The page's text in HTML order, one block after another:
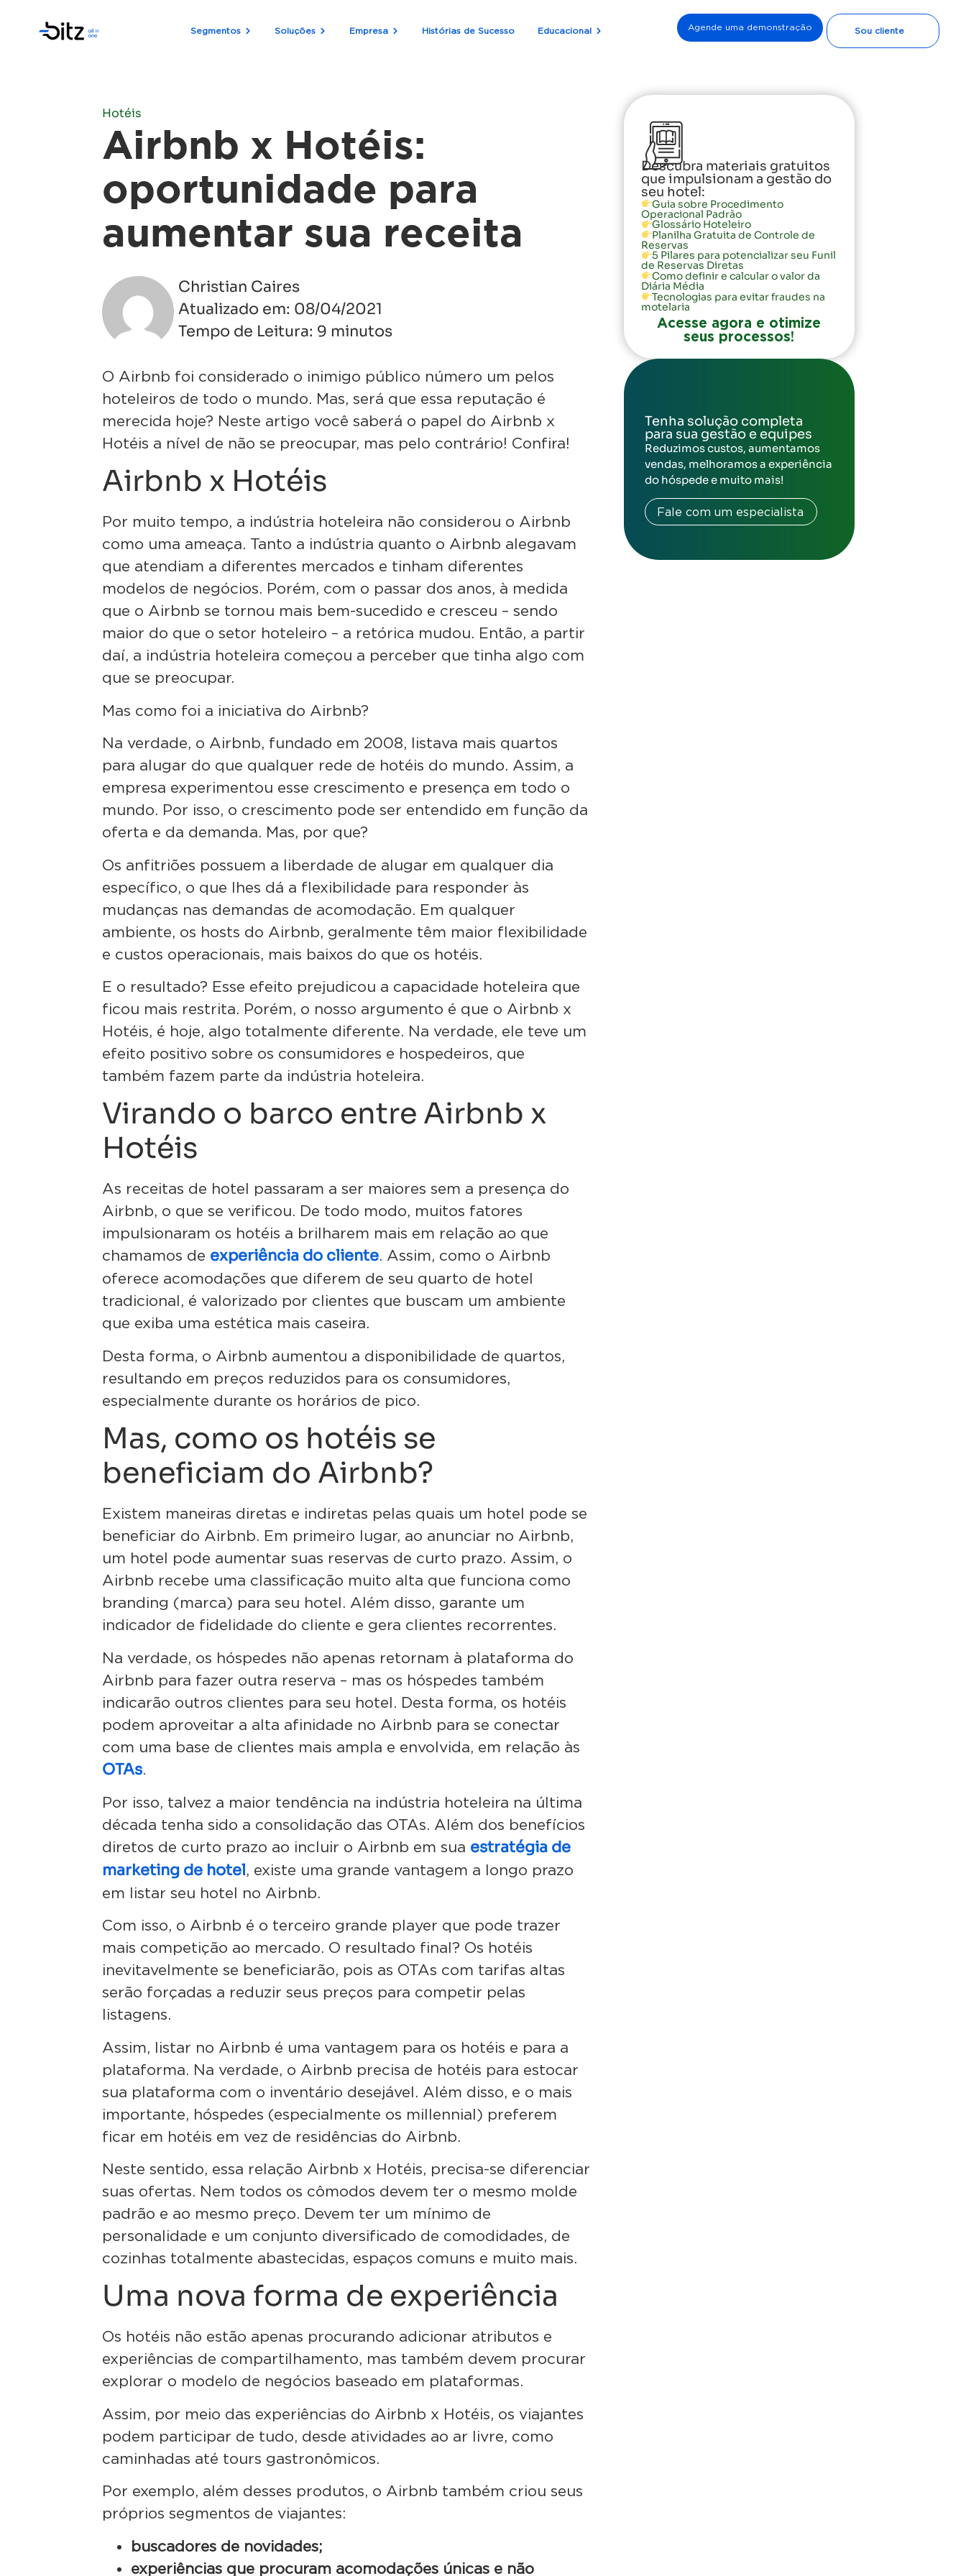
Segmentos Soluções Empresa Histórias de Sucesso Educacional Agende uma demonstração Sou cliente
Hotéis
Airbnb x Hotéis:
oportunidade para
aumentar sua receita
Christian Caires
Atualizado em: 08/04/2021
Tempo de Leitura: 9 minutos
O Airbnb foi considerado o inimigo público número um pelos
hoteleiros de todo o mundo. Mas, será que essa reputação é
merecida hoje? Neste artigo você saberá o papel do Airbnb x
Hotéis a nível de não se preocupar, mas pelo contrário! Confira!
Airbnb x Hotéis
Por muito tempo, a indústria hoteleira não considerou o Airbnb
como uma ameaça. Tanto a indústria quanto o Airbnb alegavam
que atendiam a diferentes mercados e tinham diferentes
modelos de negócios. Porém, com o passar dos anos, à medida
que o Airbnb se tornou mais bem-sucedido e cresceu – sendo
maior do que o setor hoteleiro – a retórica mudou. Então, a partir
daí, a indústria hoteleira começou a perceber que tinha algo com
que se preocupar.
Mas como foi a iniciativa do Airbnb?
Na verdade, o Airbnb, fundado em 2008, listava mais quartos
para alugar do que qualquer rede de hotéis do mundo. Assim, a
empresa experimentou esse crescimento e presença em todo o
mundo. Por isso, o crescimento pode ser entendido em função da
oferta e da demanda. Mas, por que?
Os anfitriões possuem a liberdade de alugar em qualquer dia
específico, o que lhes dá a flexibilidade para responder às
mudanças nas demandas de acomodação. Em qualquer
ambiente, os hosts do Airbnb, geralmente têm maior flexibilidade
e custos operacionais, mais baixos do que os hotéis.
E o resultado? Esse efeito prejudicou a capacidade hoteleira que
ficou mais restrita. Porém, o nosso argumento é que o Airbnb x
Hotéis, é hoje, algo totalmente diferente. Na verdade, ele teve um
efeito positivo sobre os consumidores e hospedeiros, que
também fazem parte da indústria hoteleira.
Virando o barco entre Airbnb x
Hotéis
As receitas de hotel passaram a ser maiores sem a presença do
Airbnb, o que se verificou. De todo modo, muitos fatores
impulsionaram os hotéis a brilharem mais em relação ao que
chamamos de experiência do cliente. Assim, como o Airbnb
oferece acomodações que diferem de seu quarto de hotel
tradicional, é valorizado por clientes que buscam um ambiente
que exiba uma estética mais caseira.
Desta forma, o Airbnb aumentou a disponibilidade de quartos,
resultando em preços reduzidos para os consumidores,
especialmente durante os horários de pico.
Mas, como os hotéis se
beneficiam do Airbnb?
Existem maneiras diretas e indiretas pelas quais um hotel pode se
beneficiar do Airbnb. Em primeiro lugar, ao anunciar no Airbnb,
um hotel pode aumentar suas reservas de curto prazo. Assim, o
Airbnb recebe uma classificação muito alta que funciona como
branding (marca) para seu hotel. Além disso, garante um
indicador de fidelidade do cliente e gera clientes recorrentes.
Na verdade, os hóspedes não apenas retornam à plataforma do
Airbnb para fazer outra reserva – mas os hóspedes também
indicarão outros clientes para seu hotel. Desta forma, os hotéis
podem aproveitar a alta afinidade no Airbnb para se conectar
com uma base de clientes mais ampla e envolvida, em relação às
OTAs.
Por isso, talvez a maior tendência na indústria hoteleira na última
década tenha sido a consolidação das OTAs. Além dos benefícios
diretos de curto prazo ao incluir o Airbnb em sua estratégia de
marketing de hotel, existe uma grande vantagem a longo prazo
em listar seu hotel no Airbnb.
Com isso, o Airbnb é o terceiro grande player que pode trazer
mais competição ao mercado. O resultado final? Os hotéis
inevitavelmente se beneficiarão, pois as OTAs com tarifas altas
serão forçadas a reduzir seus preços para competir pelas
listagens.
Assim, listar no Airbnb é uma vantagem para os hotéis e para a
plataforma. Na verdade, o Airbnb precisa de hotéis para estocar
sua plataforma com o inventário desejável. Além disso, e o mais
importante, hóspedes (especialmente os millennial) preferem
ficar em hotéis em vez de residências do Airbnb.
Neste sentido, essa relação Airbnb x Hotéis, precisa-se diferenciar
suas ofertas. Nem todos os cômodos devem ter o mesmo molde
padrão e ao mesmo preço. Devem ter um mínimo de
personalidade e um conjunto diversificado de comodidades, de
cozinhas totalmente abastecidas, espaços comuns e muito mais.
Uma nova forma de experiência
Os hotéis não estão apenas procurando adicionar atributos e
experiências de compartilhamento, mas também devem procurar
explorar o modelo de negócios baseado em plataformas.
Assim, por meio das experiências do Airbnb x Hotéis, os viajantes
podem participar de tudo, desde atividades ao ar livre, como
caminhadas até tours gastronômicos.
Por exemplo, além desses produtos, o Airbnb também criou seus
próprios segmentos de viajantes:
buscadores de novidades;
experiências que procuram acomodações únicas e não
Descubra materiais gratuitos
que impulsionam a gestão do
seu hotel:
Guia sobre Procedimento
Operacional Padrão
Glossário Hoteleiro
Planilha Gratuita de Controle de
Reservas
5 Pilares para potencializar seu Funil
de Reservas Diretas
Como definir e calcular o valor da
Diária Média
Tecnologias para evitar fraudes na
motelaria
Acesse agora e otimize
seus processos!
Tenha solução completa
para sua gestão e equipes
Reduzimos custos, aumentamos
vendas, melhoramos a experiência
do hóspede e muito mais!
Fale com um especialista